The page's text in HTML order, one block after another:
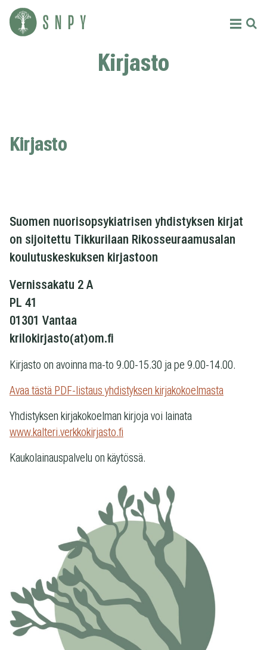
Siirry
sisältöön
Menu
Etsi
Kirjasto
Kirjasto
Suomen nuorisopsykiatrisen yhdistyksen kirjat
on sijoitettu Tikkurilaan Rikosseuraamusalan
koulutuskeskuksen kirjastoon
Vernissakatu 2 A
PL 41
01301 Vantaa
krilokirjasto(at)om.fi
Kirjasto on avoinna ma-to 9.00-15.30 ja pe 9.00-14.00.
Avaa tästä PDF-listaus yhdistyksen kirjakokoelmasta
Yhdistyksen kirjakokoelman kirjoja voi lainata
www.kalteri.verkkokirjasto.fi
Kaukolainauspalvelu on käytössä.